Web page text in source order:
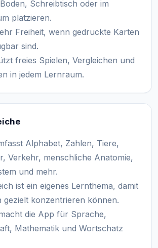
Schreibtisch oder im
platzieren.
Freiheit, wenn gedruckte Karten
sind.
freies Spielen, Vergleichen und
in jedem Lernraum.
Alphabet, Zahlen, Tiere,
Verkehr, menschliche Anatomie,
und mehr.
ist ein eigenes Lernthema, damit
gezielt konzentrieren können.
die App für Sprache,
Mathematik und Wortschatz